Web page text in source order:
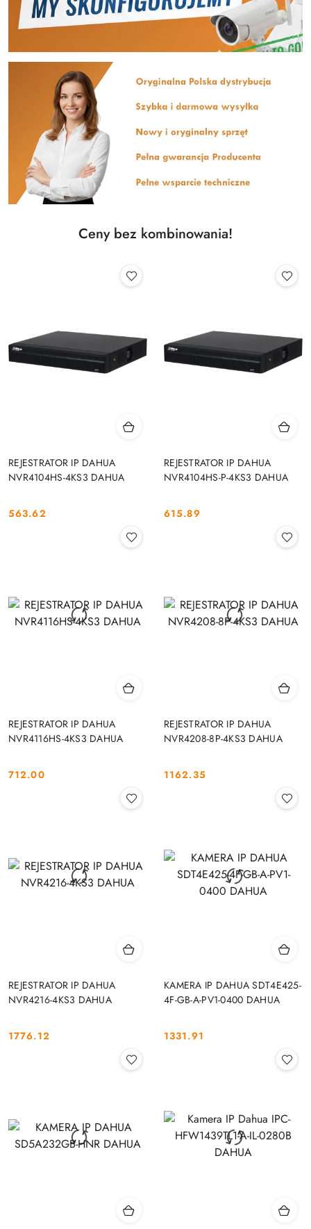
Ceny bez kombinowania!
REJESTRATOR IP DAHUA
NVR4104HS-4KS3 DAHUA
Cena:
563.62
REJESTRATOR IP DAHUA
NVR4104HS-P-4KS3 DAHUA
Cena:
615.89
REJESTRATOR IP DAHUA
NVR4116HS-4KS3 DAHUA
Cena:
712.00
REJESTRATOR IP DAHUA
NVR4208-8P-4KS3 DAHUA
Cena:
1162.35
REJESTRATOR IP DAHUA
NVR4216-4KS3 DAHUA
Cena:
1776.12
KAMERA IP DAHUA SDT4E425-
4F-GB-A-PV1-0400 DAHUA
Cena:
1331.91